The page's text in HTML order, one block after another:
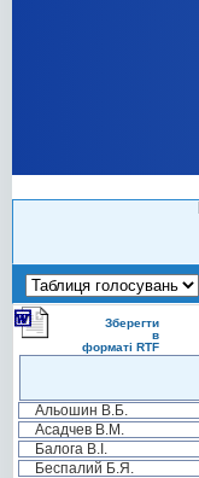
Зберегти
в
форматі RTF
Альошин В.Б.
Асадчев В.М.
Балога В.І.
Беспалий Б.Я.